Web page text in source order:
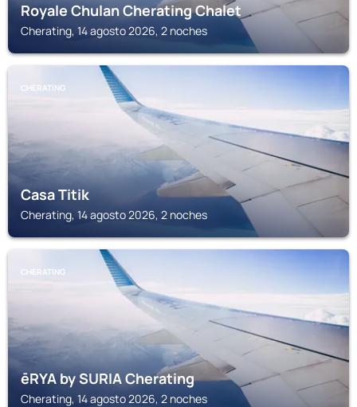
Royale Chulan Cherating Chalet
Cherating, 14 agosto 2026, 2 noches
CHERATING
Casa Titik
Cherating, 14 agosto 2026, 2 noches
CHERATING
ēRYA by SURIA Cherating
Cherating, 14 agosto 2026, 2 noches